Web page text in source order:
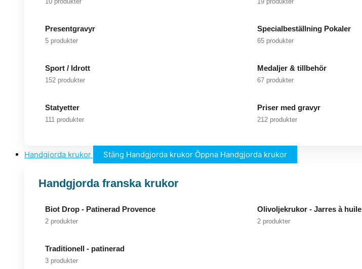
Presentgravyr
5 produkter
Specialbeställning Pokaler
65 produkter
Sport / Idrott
152 produkter
Medaljer & tillbehör
67 produkter
Statyetter
111 produkter
Priser med gravyr
212 produkter
Handgjorda krukor Stäng Handgjorda krukor Öppna Handgjorda krukor
Handgjorda franska krukor
Biot Drop - Patinerad Provence
2 produkter
Olivoljekrukor - Jarres à huile
2 produkter
Traditionell - patinerad
3 produkter